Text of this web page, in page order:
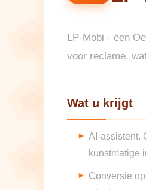
LP-Mobi - een
voor reclame,
Wat u krijgt
AI-assistent.
kunstmatige
Conversie